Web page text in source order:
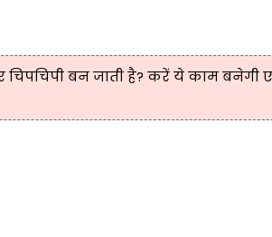
चिपचिपी बन जाती है? करें ये काम